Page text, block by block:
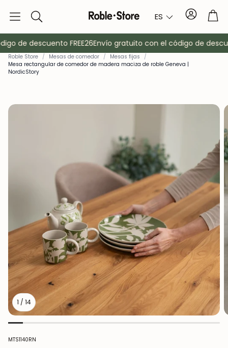
Buscar ES Cuenta
Aparadores
Mesitas de
Percheros Muebles
de descuento FREE26Envío gratuito con el código de
Roble Store / Mesas de comedor / Mesas fijas
/
Mesa rectangular de comedor de madera maciza de roble Geneva |
NordicStory
1 / 14
SKU:
MTS1140RN